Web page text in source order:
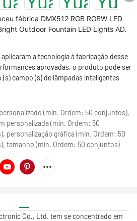
fábrica DMX512 RGB RGBW LED
Outdoor Fountain LED Lights AD.
a tecnologia à fabricação desse
aprovadas, o produto pode ser
campo (s) de lâmpadas inteligentes
(min. Ordem: 50 conjuntos),
personalizada (min. Ordem: 50
personalização gráfica (min. Ordem: 50
tamanho (min. Ordem: 50 conjuntos)
Co., Ltd. tem se concentrado em